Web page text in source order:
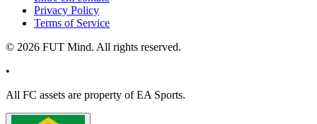
Privacy Policy
Terms of Service
© 2026 FUT Mind. All rights reserved.
•
All FC assets are property of EA Sports.